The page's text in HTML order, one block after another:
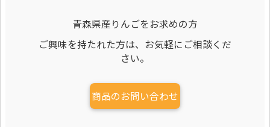
青森県産りんごをお求めの方
ご興味を持たれた方は、お気軽にご相談くだ
さい。
商品のお問い合わせ